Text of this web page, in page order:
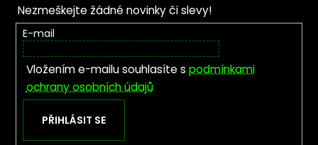
Nezmeškejte žádné novinky či slevy!
E-mail
Vložením e-mailu souhlasíte s podmínkami
ochrany osobních údajů
PŘIHLÁSIT SE